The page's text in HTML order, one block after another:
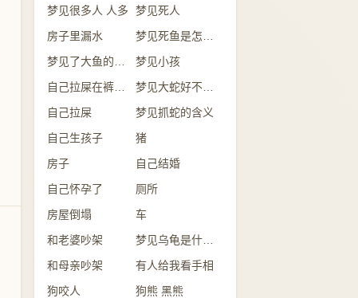
梦见很多人 人多
梦见死人
房子里漏水
梦见小孩
梦见大蛇好不好？
自己拉屎
梦见抓蛇的含义
自己生孩子
猪
房子
自己结婚
自己怀孕了
厕所
房屋倒塌
车
和老婆吵架
梦见乌龟是什么意思？
和母亲吵架
有人给我看手相
狗咬人
狗熊 黑熊